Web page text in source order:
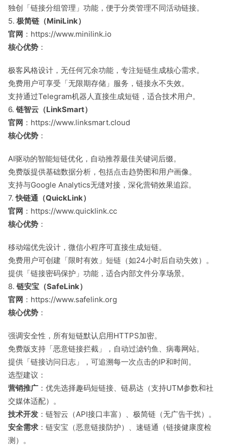
独创「链接分组管理」功能，便于分类管理不同活动链接。
5. 极简链（MiniLink）
官网 ：https://www.minilink.io
核心优势 ：
极客风格设计，无任何冗余功能，专注短链生成核心需求。
免费用户可享受「无限期存储」服务，链接永不失效。
支持通过Telegram机器人直接生成短链，适合技术用户。
6. 链智云（LinkSmart）
官网 ：https://www.linksmart.cloud
核心优势 ：
AI驱动的智能短链优化，自动推荐最佳关键词后缀。
免费版提供基础数据分析，包括点击趋势图和用户画像。
支持与Google Analytics无缝对接，深化营销效果追踪。
7.快链通（QuickLink）
官网 ：https://www.quicklink.cc
核心优势 ：
移动端优先设计，微信小程序可直接生成短链。
免费用户可创建「限时有效」短链（如24小时后自动失效）。
提供「链接密码保护」功能，适合内部文件分享场景。
8. 链安宝（SafeLink）
官网 ：https://www.safelink.org
核心优势 ：
强调安全性，所有短链默认启用HTTPS加密。
免费版支持「恶意链接拦截」，自动过滤钓鱼、病毒网站。
提供「链接访问日志」，可追溯每一次点击的IP和时间。
选型建议：
营销推广 ：优先选择趣码短链接、链易达（支持UTM参数和社
交媒体适配）。
技术开发 ：链智云（API接口丰富）、极简链（无广告干扰）。
安全需求 ：链安宝（恶意链接防护）、速链通（链接健康度检
测）。